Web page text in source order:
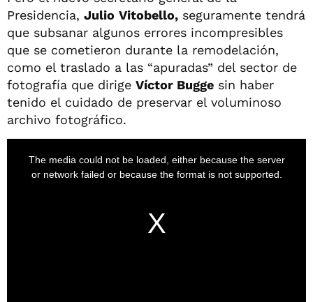
Presidencia, Julio Vitobello, seguramente tendrá
que subsanar algunos errores incompresibles
que se cometieron durante la remodelación,
como el traslado a las “apuradas” del sector de
fotografía que dirige Víctor Bugge sin haber
tenido el cuidado de preservar el voluminoso
archivo fotográfico.